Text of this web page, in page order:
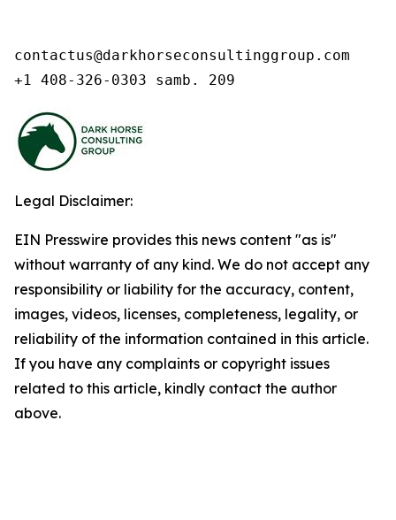
contactus@darkhorseconsultinggroup.com
+1 408-326-0303 samb. 209
Legal Disclaimer:
EIN Presswire provides this news content "as is"
without warranty of any kind. We do not accept any
responsibility or liability for the accuracy, content,
images, videos, licenses, completeness, legality, or
reliability of the information contained in this article.
If you have any complaints or copyright issues
related to this article, kindly contact the author
above.